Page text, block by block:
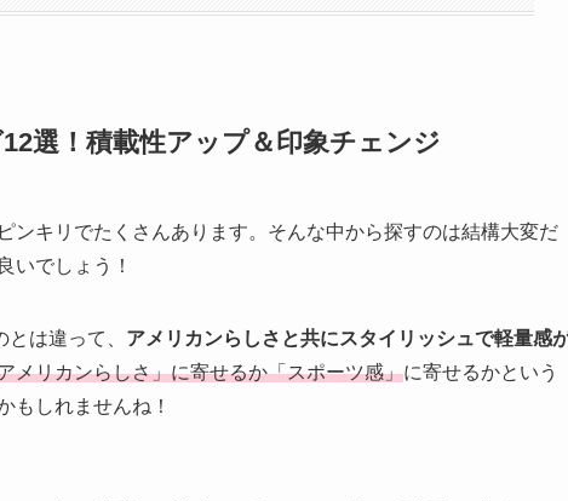
選！積載性アップ＆印象チェンジ
ンキリでたくさんあります。そんな中から探すのは結構大変だ
いでしょう！
は違って、 アメリカンらしさと共にスタイリッシュで軽量感
メリカンらしさ」に寄せるか「スポーツ感」に寄せるかという
もしれませんね！